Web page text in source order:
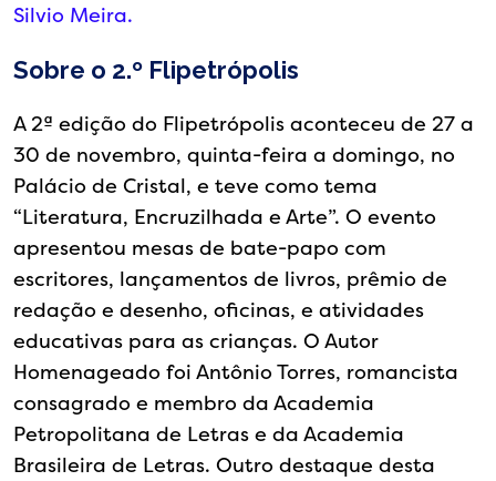
Silvio Meira.
Sobre o 2.º Flipetrópolis
A 2ª edição do Flipetrópolis aconteceu de 27 a
30 de novembro, quinta-feira a domingo, no
Palácio de Cristal, e teve como tema
“Literatura, Encruzilhada e Arte”. O evento
apresentou mesas de bate-papo com
escritores, lançamentos de livros, prêmio de
redação e desenho, oficinas, e atividades
educativas para as crianças. O Autor
Homenageado foi Antônio Torres, romancista
consagrado e membro da Academia
Petropolitana de Letras e da Academia
Brasileira de Letras. Outro destaque desta